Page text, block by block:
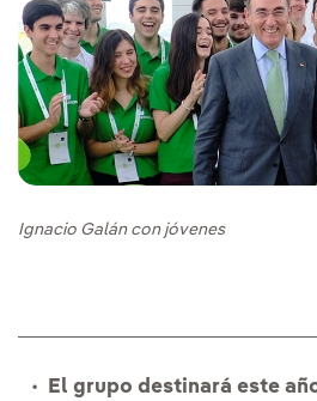
Ignacio Galán con jóvenes
El grupo destinará este